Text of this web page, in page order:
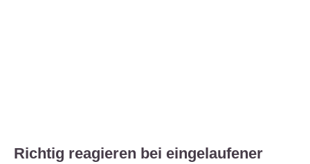
Richtig reagieren bei eingelaufener